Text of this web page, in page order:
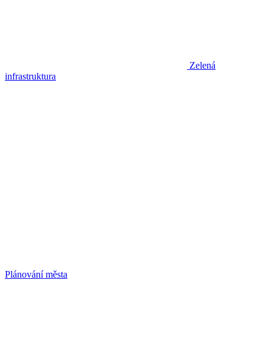
Zelená
infrastruktura
Plánování města